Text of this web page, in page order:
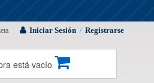
Iniciar Sesión / Registrarse
está vacío